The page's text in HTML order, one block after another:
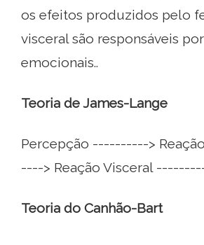
os efeitos produzidos pelo
visceral são responsáveis
emocionais..
Teoria de James-Lange
Percepção ---------->
----> Reação Visceral
Teoria do Canhão-Bart